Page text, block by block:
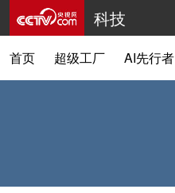
科技
首页 超级工厂 AI先行者